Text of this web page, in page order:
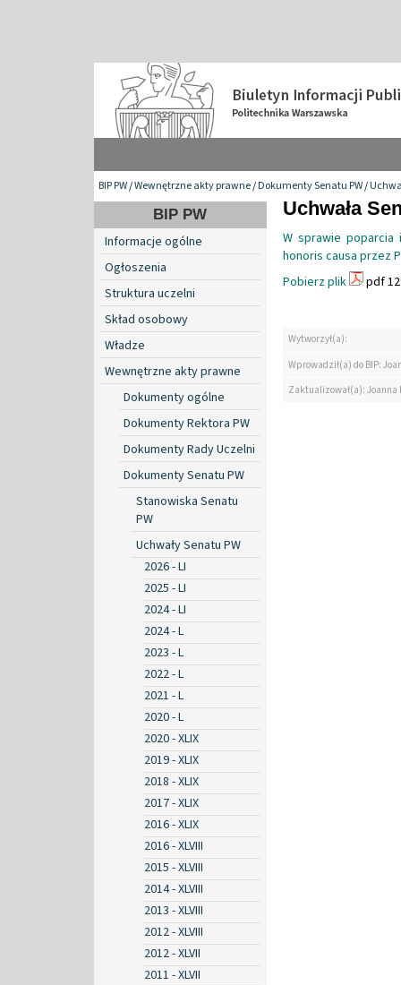
BIP PW/Wewnętrzne akty prawne/Dokumenty Senatu PW/
BIP PW
Informacje ogólne
Ogłoszenia
Struktura uczelni
Skład osobowy
Władze
Wewnętrzne akty prawne
Dokumenty ogólne
Dokumenty Rektora PW
Dokumenty Rady Uczelni
Dokumenty Senatu PW
Stanowiska Senatu
PW
Uchwały Senatu PW
2026 - LI
2025 - LI
2024 - LI
2024 - L
2023 - L
2022 - L
2021 - L
2020 - L
2020 - XLIX
2019 - XLIX
2018 - XLIX
2017 - XLIX
2016 - XLIX
2016 - XLVIII
2015 - XLVIII
2014 - XLVIII
2013 - XLVIII
2012 - XLVIII
2012 - XLVII
2011 - XLVII
Uchwała
W sprawie poparcia
honoris causa przez
Pobierz plik
pdf
Wytworzył(a):
Wprowadził(a) do BIP:
Zaktualizował(a):